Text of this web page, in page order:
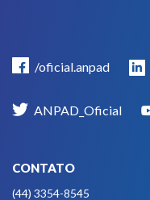
/oficial.anpad
ANPAD_Oficial
CONTATO
(44) 3354-8545